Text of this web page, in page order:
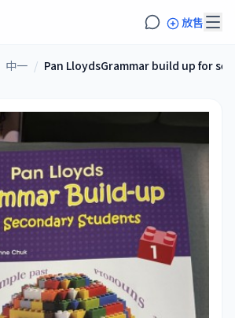
放售
中一 / Pan LloydsGrammar build up for